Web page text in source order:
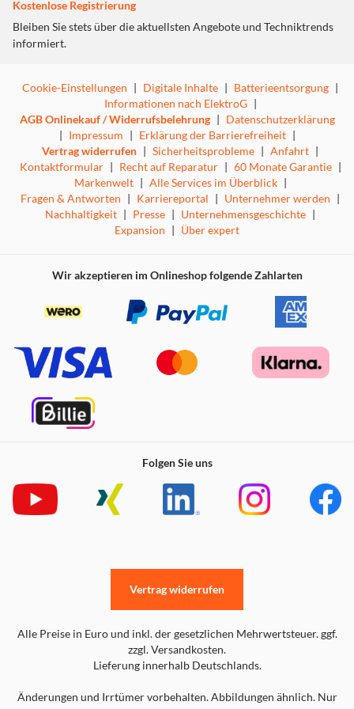
Kostenlose Registrierung
Bleiben Sie stets über die aktuellsten Angebote und Techniktrends
informiert.
Cookie-Einstellungen | Digitale Inhalte | Batterieentsorgung |
Informationen nach ElektroG |
AGB Onlinekauf / Widerrufsbelehrung | Datenschutzerklärung
| Impressum | Erklärung der Barrierefreiheit |
Vertrag widerrufen | Sicherheitsprobleme | Anfahrt |
Kontaktformular | Recht auf Reparatur | 60 Monate Garantie |
Markenwelt | Alle Services im Überblick |
Fragen & Antworten | Karriereportal | Unternehmer werden |
Nachhaltigkeit | Presse | Unternehmensgeschichte |
Expansion | Über expert
Wir akzeptieren im Onlineshop folgende Zahlarten
Folgen Sie uns
Alle Preise in Euro und inkl. der gesetzlichen Mehrwertsteuer. ggf.
zzgl. Versandkosten.
Lieferung innerhalb Deutschlands.
Änderungen und Irrtümer vorbehalten. Abbildungen ähnlich. Nur
Vertrag widerrufen